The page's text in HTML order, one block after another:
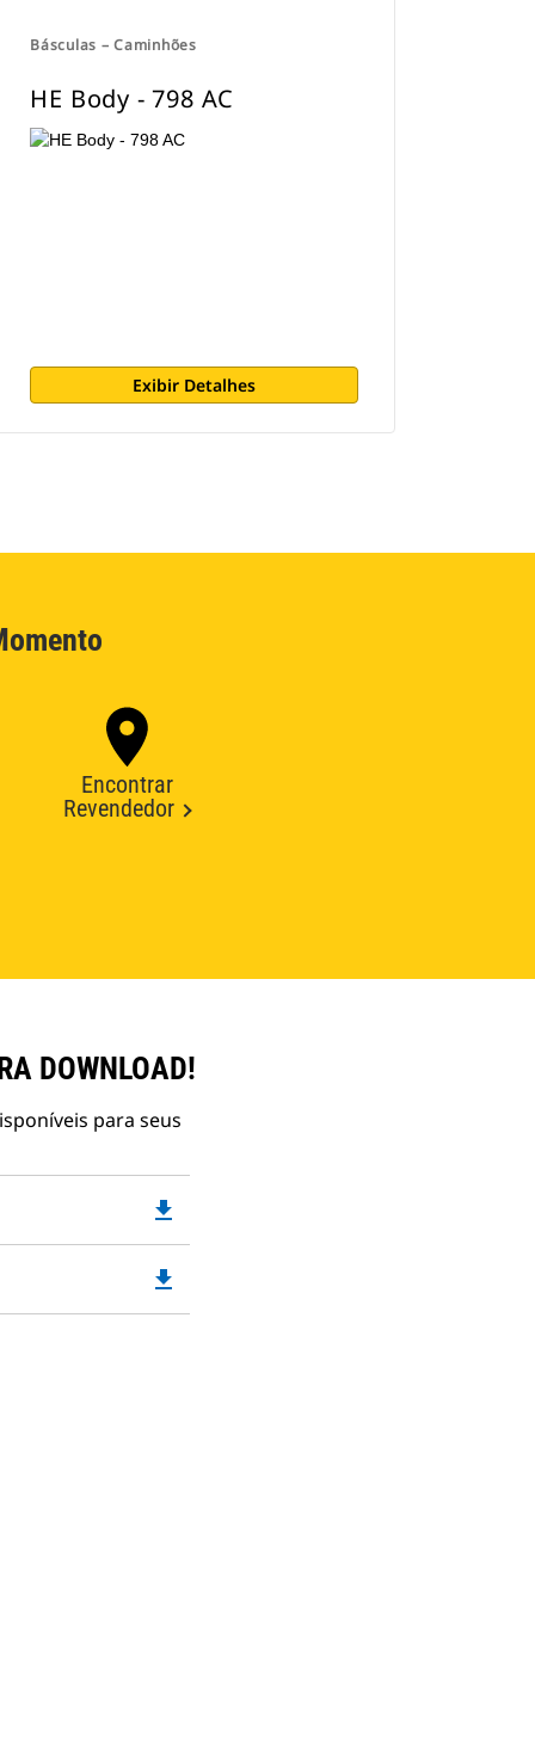
Básculas – Caminhões
HE Body - 798 AC
Exibir Detalhes
Encontrar
Revendedor
DOWNLOAD!
para seus
a
file_download
file_download